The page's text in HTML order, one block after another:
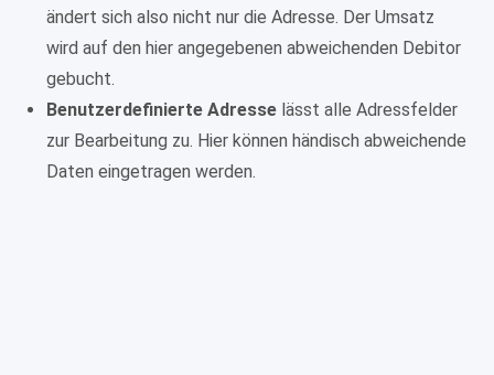
ändert sich also nicht nur die Adresse. Der Umsatz
wird auf den hier angegebenen abweichenden Debitor
gebucht.
Benutzerdefinierte Adresse lässt alle Adressfelder
zur Bearbeitung zu. Hier können händisch abweichende
Daten eingetragen werden.